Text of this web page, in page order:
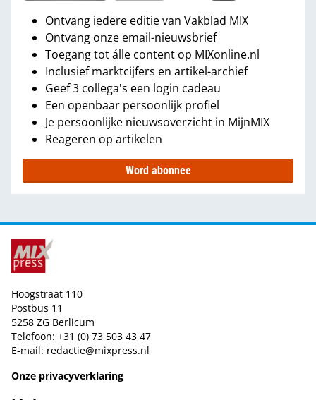
Ontvang iedere editie van Vakblad MIX
Ontvang onze email-nieuwsbrief
Toegang tot álle content op MIXonline.nl
Inclusief marktcijfers en artikel-archief
Geef 3 collega's een login cadeau
Een openbaar persoonlijk profiel
Je persoonlijke nieuwsoverzicht in MijnMIX
Reageren op artikelen
Word abonnee
Hoogstraat 110
Postbus 11
5258 ZG Berlicum
Telefoon: +31 (0) 73 503 43 47
E-mail: redactie@mixpress.nl
Onze privacyverklaring